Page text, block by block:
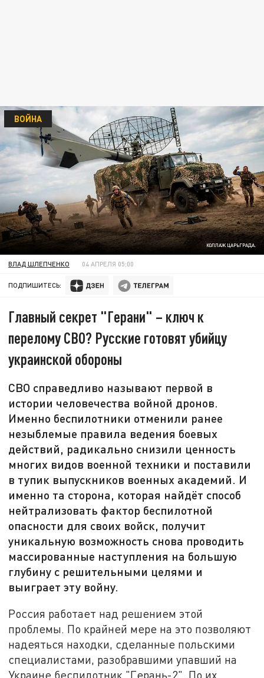
КОЛЛАЖ ЦАРЬГРАДА.
ВОЙНА
ВЛАД ШЛЕПЧЕНКО 04 АПРЕЛЯ 05:00
ПОДПИШИТЕСЬ:
Главный секрет "Герани" – ключ к
перелому СВО? Русские готовят убийцу
украинской обороны
СВО справедливо называют первой в
истории человечества войной дронов.
Именно беспилотники отменили ранее
незыблемые правила ведения боевых
действий, радикально снизили ценность
многих видов военной техники и поставили
в тупик выпускников военных академий. И
именно та сторона, которая найдёт способ
нейтрализовать фактор беспилотной
опасности для своих войск, получит
уникальную возможность снова проводить
массированные наступления на большую
глубину с решительными целями и
выиграет эту войну.
Россия работает над решением этой
проблемы. По крайней мере на это позволяют
надеяться находки, сделанные польскими
специалистами, разобравшими упавший на
Украине беспилотник "Герань-2". По их